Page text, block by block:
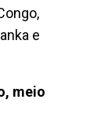
e
meio